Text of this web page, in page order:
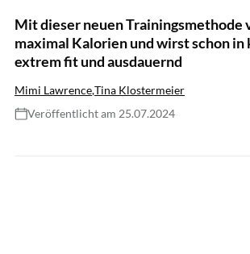
Mit dieser neuen Trainingsmethode
maximal Kalorien und wirst schon
extrem fit und ausdauernd
Mimi Lawrence,Tina Klostermeier
Veröffentlicht am 25.07.2024